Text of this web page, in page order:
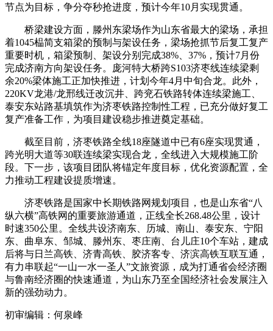
节点为目标，争分夺秒抢进度，预计今年10月实现贯通。
桥梁建设方面，滕州东梁场作为山东省最大的梁场，承担
着1045榀简支箱梁的预制与架设任务，梁场抢抓节后复工复产
重要时机，箱梁预制、架设分别完成38%、37%，预计7月份
完成济南方向架设任务。庞河特大桥跨S103济枣线连续梁剩
余20%梁体施工正加快推进，计划今年4月中旬合龙。此外，
220KV龙港/龙邢线迁改沉井、跨兖石铁路转体连续梁施工、
泰安东站路基填筑作为济枣铁路控制性工程，已充分做好复工
复产准备工作，为项目建设稳步推进奠定基础。
截至目前，济枣铁路全线18座隧道中已有6座实现贯通，
跨光明大道等30联连续梁实现合龙，全线进入大规模施工阶
段。下一步，该项目团队将锚定年度目标，优化资源配置，全
力推动工程建设提质增速。
济枣铁路是国家中长期铁路网规划项目，也是山东省“八
纵六横”高铁网的重要旅游通道，正线全长268.48公里，设计
时速350公里。全线共设济南东、历城、南山、泰安东、宁阳
东、曲阜东、邹城、滕州东、枣庄南、台儿庄10个车站，建成
后将与日兰高铁、济青高铁、胶济客专、济滨高铁互联互通，
有力串联起“一山一水一圣人”文旅资源，成为打通省会经济圈
与鲁南经济圈的快速通道，为山东乃至全国经济社会发展注入
新的强劲动力。
初审编辑：何泉峰